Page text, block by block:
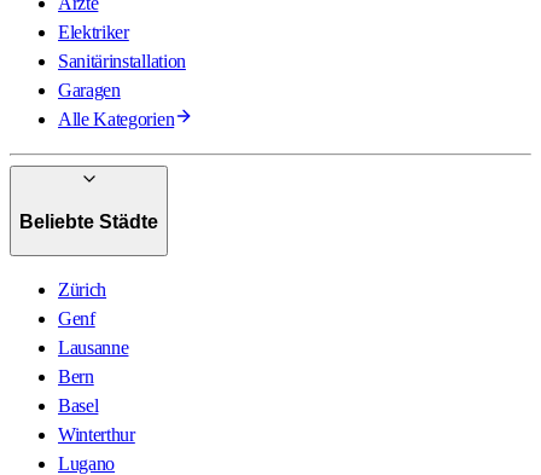
Elektriker
Sanitärinstallation
Garagen
Alle Kategorien
Beliebte Städte
Zürich
Genf
Lausanne
Bern
Basel
Winterthur
Lugano